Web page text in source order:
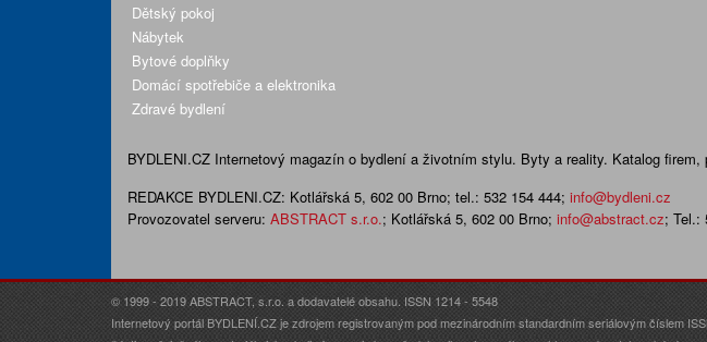
Dětský pokoj
Nábytek
Bytové doplňky
Domácí spotřebiče a elektronika
Zdravé bydlení
BYDLENI.CZ Internetový magazín o bydlení a životním stylu. Byty a reality. Katalog firem,
REDAKCE BYDLENI.CZ: Kotlářská 5, 602 00 Brno; tel.: 532 154 444; info@bydleni.cz
Provozovatel serveru: ABSTRACT s.r.o.; Kotlářská 5, 602 00 Brno; info@abstract.cz; Tel.:
© 1999 - 2019 ABSTRACT, s.r.o. a dodavatelé obsahu. ISSN 1214 - 5548
Internetový portál BYDLENÍ.CZ je zdrojem registrovaným pod mezinárodním standardním seriálovým číslem